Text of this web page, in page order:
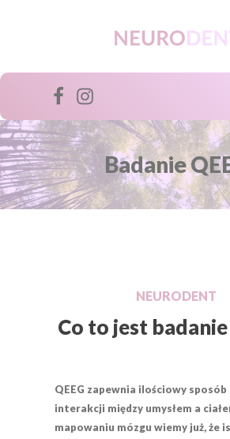
NEURODENT
Co to jest badanie
QEEG zapewnia ilościowy sposób
interakcji między umysłem a
mapowaniu mózgu wiemy już, że
Badanie